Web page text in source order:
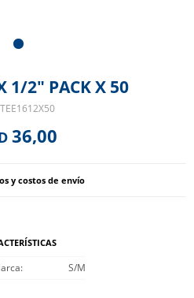
1/2" PACK X 50
TEE1612X50
36,00
y costos de envío
S/M